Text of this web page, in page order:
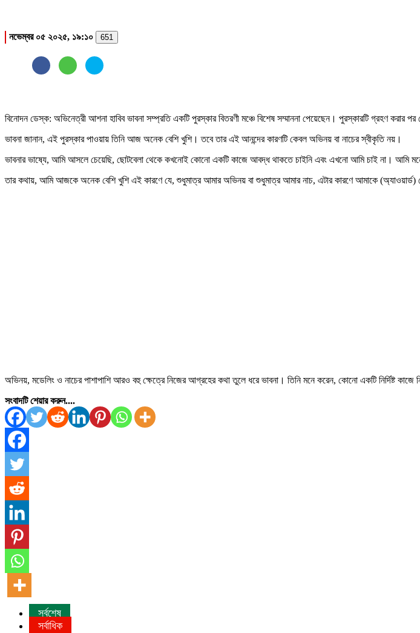
নভেম্বর ০৫ ২০২৫, ১৯:১০ 651
বিনোদন ডেস্ক: অভিনেত্রী আশনা হাবিব ভাবনা সম্প্রতি একটি পুরস্কার বিতরণী মঞ্চে বিশেষ সম্মাননা পেয়েছেন। পুরস্কারটি গ্রহণ করার
ভাবনা জানান, এই পুরস্কার পাওয়ায় তিনি আজ অনেক বেশি খুশি। তবে তার এই আনন্দের কারণটি কেবল অভিনয় বা নাচের স্বীকৃতি নয়।
ভাবনার ভাষ্যে, আমি আসলে চেয়েছি, ছোটবেলা থেকে কখনোই কোনো একটি কাজে আবদ্ধ থাকতে চাইনি এবং এখনো আমি চাই না। আমি
তার কথায়, আমি আজকে অনেক বেশি খুশি এই কারণে যে, শুধুমাত্র আমার অভিনয় বা শুধুমাত্র আমার নাচ, এটার কারণে আমাকে
অভিনয়, মডেলিং ও নাচের পাশাপাশি আরও বহু ক্ষেত্রে নিজের আগ্রহের কথা তুলে ধরে ভাবনা। তিনি মনে করেন, কোনো একটি নির্দিষ্ট কাজে
সংবাদটি শেয়ার করুন....
সর্বশেষ
সর্বাধিক